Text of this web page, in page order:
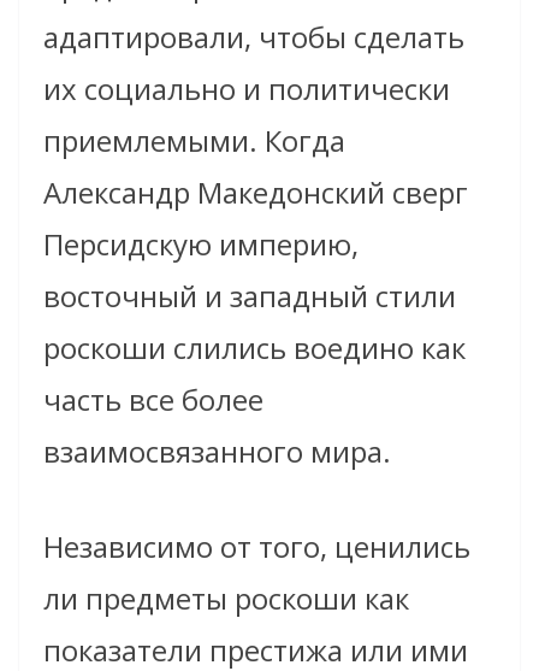
адаптировали, чтобы сделать
их социально и политически
приемлемыми. Когда
Александр Македонский сверг
Персидскую империю,
восточный и западный стили
роскоши слились воедино как
часть все более
взаимосвязанного мира.
Независимо от того, ценились
ли предметы роскоши как
показатели престижа или ими